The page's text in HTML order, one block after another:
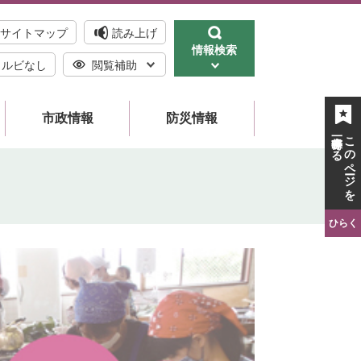
サイトマップ 読み上げ
ルビなし 閲覧補助
情報検索
市政情報 防災情報
このページを
一時保存する
ひらく